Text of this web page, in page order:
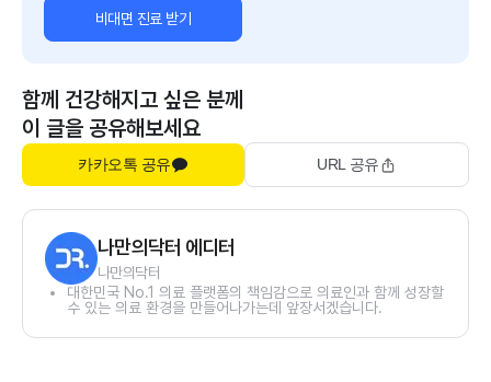
비대면 진료 받기
함께 건강해지고 싶은 분께
이 글을 공유해보세요
카카오톡 공유 URL 공유
나만의닥터 에디터
나만의닥터
대한민국 No.1 의료 플랫폼의 책임감으로 의료인과 함께 성장할
수 있는 의료 환경을 만들어나가는데 앞장서겠습니다.